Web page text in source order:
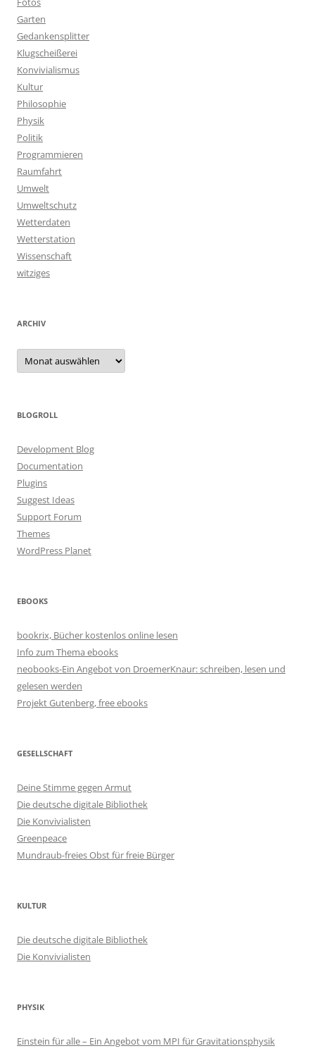
Garten
Gedankensplitter
Klugscheißerei
Konvivialismus
Kultur
Philosophie
Physik
Politik
Programmieren
Raumfahrt
Umwelt
Umweltschutz
Wetterdaten
Wetterstation
Wissenschaft
witziges
ARCHIV
Archiv
BLOGROLL
Development Blog
Documentation
Plugins
Suggest Ideas
Support Forum
Themes
WordPress Planet
EBOOKS
bookrix, Bücher kostenlos online lesen
Info zum Thema ebooks
neobooks-Ein Angebot von DroemerKnaur: schreiben, lesen und
gelesen werden
Projekt Gutenberg, free ebooks
GESELLSCHAFT
Deine Stimme gegen Armut
Die deutsche digitale Bibliothek
Die Konvivialisten
Greenpeace
Mundraub-freies Obst für freie Bürger
KULTUR
Die deutsche digitale Bibliothek
Die Konvivialisten
PHYSIK
Einstein für alle – Ein Angebot vom MPI für Gravitationsphysik